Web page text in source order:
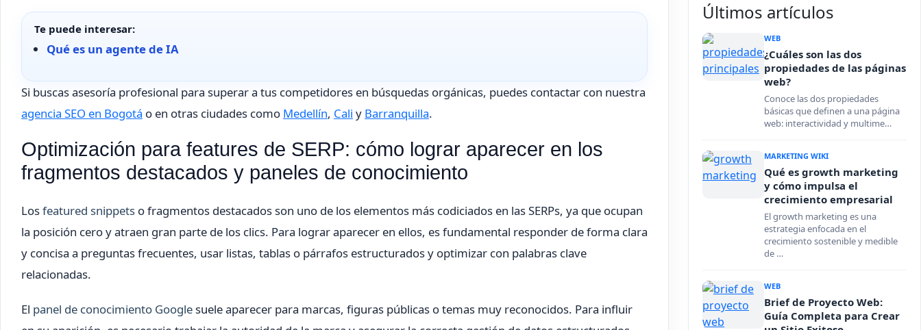
Te puede interesar:
Qué es un agente de IA
Si buscas asesoría profesional para superar a tus competidores en búsquedas orgánicas, puedes contactar con nuestra
agencia SEO en Bogotá o en otras ciudades como Medellín, Cali y Barranquilla.
Optimización para features de SERP: cómo lograr aparecer en los
fragmentos destacados y paneles de conocimiento
Losfeatured snippets o fragmentos destacados son uno de los elementos más codiciados en las SERPs, ya que ocupan
la posición cero y atraen gran parte de los clics. Para lograr aparecer en ellos, es fundamental responder de forma clara
y concisa a preguntas frecuentes, usar listas, tablas o párrafos estructurados y optimizar con palabras clave
relacionadas.
El panel de conocimiento Googlesuele aparecer para marcas, figuras públicas o temas muy reconocidos. Para influir
Últimos artículos
WEB
¿Cuáles son las dos
propiedades de las páginas
web?
Conoce las dos propiedades
básicas que definen a una página
web: interactividad y multime…
MARKETING WIKI
Qué es growth marketing
y cómo impulsa el
crecimiento empresarial
El growth marketing es una
estrategia enfocada en el
crecimiento sostenible y medible
de …
WEB
Brief de Proyecto Web:
Guía Completa para Crear